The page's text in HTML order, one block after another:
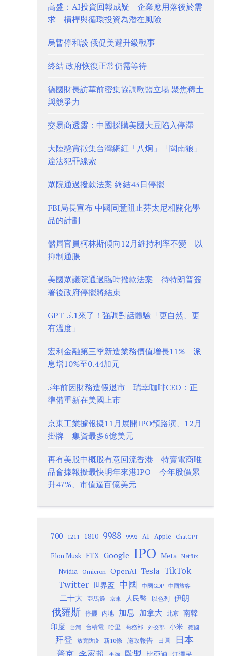
高盛：AI投資回報成疑 企業應用落後於需
求 槓桿與循環投資為潛在風險
烏暫停和談 俄促美避升級戰事
終結 政府恢復正常仍需等待
德國財長訪華前密集協調歐盟立場 聚焦稀土
與競爭力
交易商透露：中國採購美國大豆陷入停滯
大陸懸賞徵集台灣網紅「八炯」「閩南狼」
違法犯罪線索
眾院通過撥款法案 終結43日停擺
FBI局長宣布 中國同意阻止芬太尼相關化學
品的計劃
儲局官員柯林斯傾向12月維持利率不變 以
抑制通脹
美國眾議院通過臨時撥款法案 待特朗普簽
署後政府停擺將結束
GPT-5.1來了！強調對話體驗「更自然、更
有溫度」
宏利金融第三季新造業務價值增長11% 派
息增10%至0.44加元
5年前因財務造假退市 瑞幸咖啡CEO：正
準備重新在美國上市
京東工業據報擬11月展開IPO預路演、12月
掛牌 集資最多6億美元
再有美股中概股有意回流香港 特賣電商唯
品會據報擬最快明年來港IPO 今年股價累
升47%、市值逼百億美元
700 1211 1810 9988 9992 AI Apple ChatGPT
Elon Musk FTX Google IPO Meta Netflix
Nvidia Omicron OpenAI Tesla TikTok
Twitter 世界盃 中國 中國GDP 中國旅客
二十大 亞馬遜 京東 人民幣 以色列 伊朗
俄羅斯 停擺 內地 加息 加拿大 北京
南韓
印度
台灣 台積電 哈里 商務部 外交部 小米 德國
拜登 放寬防疫 新10條 施政報告 日圓 日本